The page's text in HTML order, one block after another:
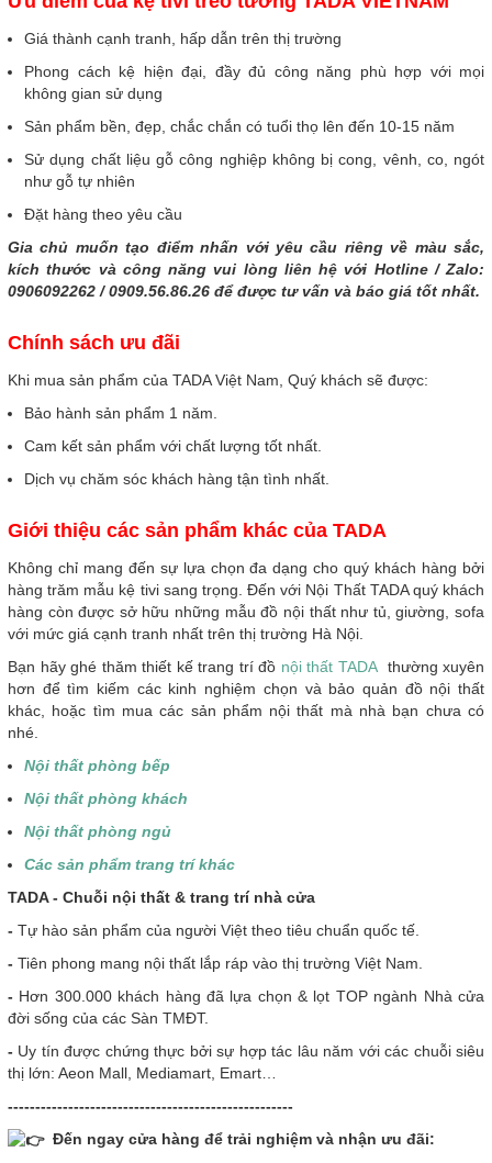
Giá thành cạnh tranh, hấp dẫn trên thị trường
Phong cách kệ hiện đại, đầy đủ công năng phù hợp với mọi
không gian sử dụng
Sản phẩm bền, đẹp, chắc chắn có tuổi thọ lên đến 10-15 năm
Sử dụng chất liệu gỗ công nghiệp không bị cong, vênh, co, ngót
như gỗ tự nhiên
Đặt hàng theo yêu cầu
Gia chủ muốn tạo điểm nhấn với yêu cầu riêng về màu sắc,
kích thước và công năng vui lòng liên hệ với Hotline / Zalo:
0906092262 / 0909.56.86.26 để được tư vấn và báo giá tốt nhất.
Chính sách ưu đãi
Khi mua sản phẩm của TADA Việt Nam, Quý khách sẽ được:
Bảo hành sản phẩm 1 năm.
Cam kết sản phẩm với chất lượng tốt nhất.
Dịch vụ chăm sóc khách hàng tận tình nhất.
Giới thiệu các sản phẩm khác của TADA
Không chỉ mang đến sự lựa chọn đa dạng cho quý khách hàng bởi
hàng trăm mẫu kệ tivi sang trọng. Đến với Nội Thất TADA quý khách
hàng còn được sở hữu những mẫu đồ nội thất như tủ, giường, sofa
với mức giá cạnh tranh nhất trên thị trường Hà Nội.
Bạn hãy ghé thăm thiết kế trang trí đồ nội thất TADA thường xuyên
hơn để tìm kiếm các kinh nghiệm chọn và bảo quản đồ nội thất
khác, hoặc tìm mua các sản phẩm nội thất mà nhà bạn chưa có
nhé.
Nội thất phòng bếp
Nội thất phòng khách
Nội thất phòng ngủ
Các sản phẩm trang trí khác
TADA - Chuỗi nội thất & trang trí nhà cửa
- Tự hào sản phẩm của người Việt theo tiêu chuẩn quốc tế.
- Tiên phong mang nội thất lắp ráp vào thị trường Việt Nam.
- Hơn 300.000 khách hàng đã lựa chọn & lọt TOP ngành Nhà cửa
đời sống của các Sàn TMĐT.
- Uy tín được chứng thực bởi sự hợp tác lâu năm với các chuỗi siêu
thị lớn: Aeon Mall, Mediamart, Emart…
----------------------------------------------------
Đến ngay cửa hàng để trải nghiệm và nhận ưu đãi: